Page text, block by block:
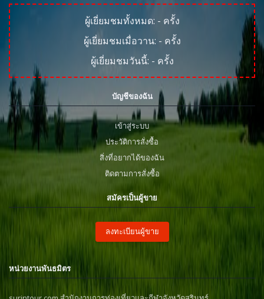
ผู้เยี่ยมชมทั้งหมด: - ครั้ง
ผู้เยี่ยมชมเมื่อวาน: - ครั้ง
ผู้เยี่ยมชมวันนี้: - ครั้ง
บัญชีของฉัน
เข้าสู่ระบบ
ประวัติการสั่งซื้อ
สิ่งที่อยากได้ของฉัน
ติดตามการสั่งซื้อ
สมัครเป็นผู้ขาย
ลงทะเบียนผู้ขาย
หน่วยงานพันธมิตร